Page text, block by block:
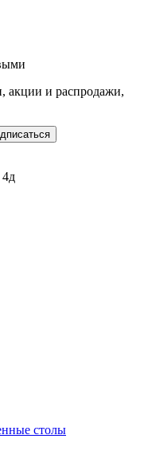
акции и распродажи,
4д
столы